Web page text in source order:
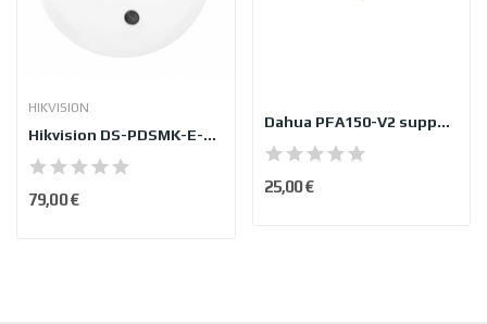
HIKVISION
Hikvision DS-PDSMK-E-WE détecteur de fumée sans...
79,00 €
Dahua PFA150-V2 support caméra PTZ
25,00 €